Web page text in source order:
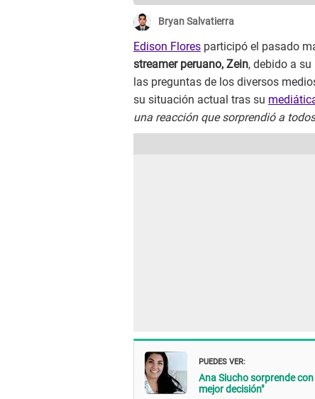
Bryan Salvatierra
Edison Flores participó el pasado
streamer peruano, Zein, debido a
las preguntas de los diversos
su situación actual tras su
una reacción que sorprendió a todos
PUEDES VER:
Ana Siucho sorprende
mejor decisión"